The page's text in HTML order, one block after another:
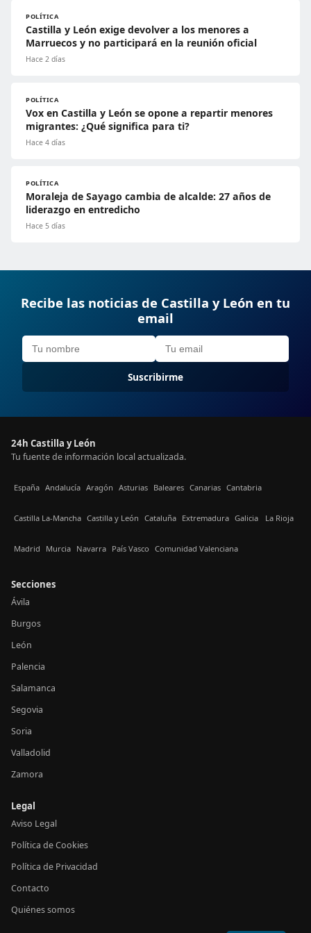
POLÍTICA
Castilla y León exige devolver a los menores a
Marruecos y no participará en la reunión oficial
Hace 2 días
POLÍTICA
Vox en Castilla y León se opone a repartir menores
migrantes: ¿Qué significa para ti?
Hace 4 días
POLÍTICA
Moraleja de Sayago cambia de alcalde: 27 años de
liderazgo en entredicho
Hace 5 días
Recibe las noticias de Castilla y León en tu
email
Suscribirme
24h Castilla y León
Tu fuente de información local actualizada.
España Andalucía Aragón Asturias Baleares Canarias Cantabria
Castilla La-Mancha Castilla y León Cataluña Extremadura Galicia La Rioja
Madrid Murcia Navarra País Vasco Comunidad Valenciana
Secciones
Ávila
Burgos
León
Palencia
Salamanca
Segovia
Soria
Valladolid
Zamora
Legal
Aviso Legal
Política de Cookies
Política de Privacidad
Contacto
Quiénes somos